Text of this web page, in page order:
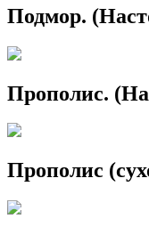
Подмор.
Прополис.
Прополис